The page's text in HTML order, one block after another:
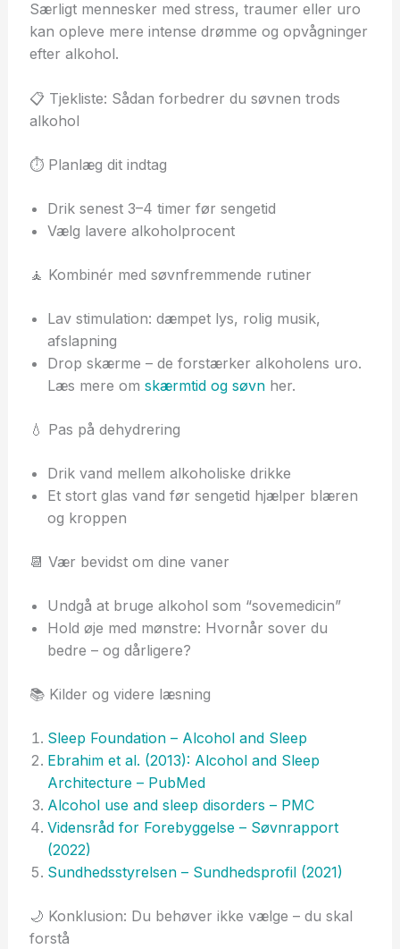
Særligt mennesker med stress, traumer eller uro
kan opleve mere intense drømme og opvågninger
efter alkohol.
📋 Tjekliste: Sådan forbedrer du søvnen trods
alkohol
⏱️ Planlæg dit indtag
Drik senest 3–4 timer før sengetid
Vælg lavere alkoholprocent
🧘 Kombinér med søvnfremmende rutiner
Lav stimulation: dæmpet lys, rolig musik,
afslapning
Drop skærme – de forstærker alkoholens uro.
Læs mere om skærmtid og søvnher.
💧 Pas på dehydrering
Drik vand mellem alkoholiske drikke
Et stort glas vand før sengetid hjælper blæren
og kroppen
📆 Vær bevidst om dine vaner
Undgå at bruge alkohol som “sovemedicin”
Hold øje med mønstre: Hvornår sover du
bedre – og dårligere?
📚 Kilder og videre læsning
Sleep Foundation – Alcohol and Sleep
Ebrahim et al. (2013): Alcohol and Sleep
Architecture – PubMed
Alcohol use and sleep disorders – PMC
Vidensråd for Forebyggelse – Søvnrapport
(2022)
Sundhedsstyrelsen – Sundhedsprofil (2021)
🌙 Konklusion: Du behøver ikke vælge – du skal
forstå